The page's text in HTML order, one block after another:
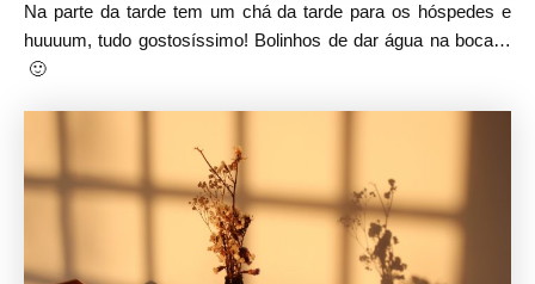
Na parte da tarde tem um chá da tarde para os hóspedes e
huuuum, tudo gostosíssimo! Bolinhos de dar água na boca…
🙂